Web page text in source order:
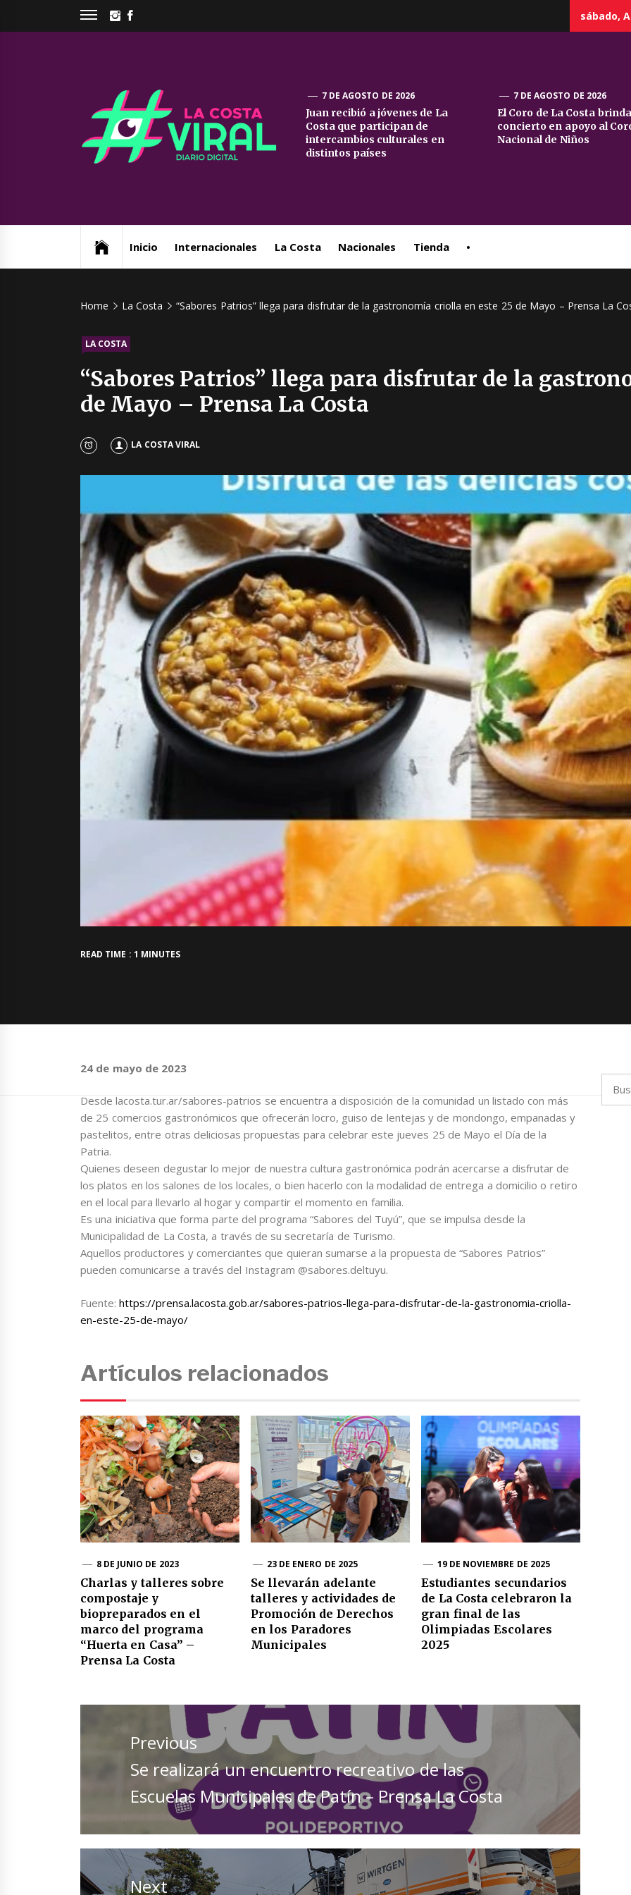
INSTAGRAM
sábado,
La
Costa
7 DE AGOSTO DE 2026
Juan recibió a jóvenes de La
Costa que participan de
intercambios culturales en
distintos países
7 DE AGOSTO DE 2026
El Coro de La Costa
concierto en apoyo al
Nacional de Niños
Inicio Internacionales La Costa Nacionales Tienda •
Home La Costa “Sabores Patrios” llega para disfrutar de la gastronomía criolla en este 25 de Mayo – Prensa La
LA COSTA
“Sabores Patrios” llega para disfrutar de la
de Mayo – Prensa La Costa
LA COSTA VIRAL
READ TIME : 1 MINUTES
24 de mayo de 2023
Desde lacosta.tur.ar/sabores-patrios se encuentra a disposición de la comunidad un listado con más
de 25 comercios gastronómicos que ofrecerán locro, guiso de lentejas y de mondongo, empanadas y
pastelitos, entre otras deliciosas propuestas para celebrar este jueves 25 de Mayo el Día de la
Patria.
Quienes deseen degustar lo mejor de nuestra cultura gastronómica podrán acercarse a disfrutar de
los platos en los salones de los locales, o bien hacerlo con la modalidad de entrega a domicilio o retiro
en el local para llevarlo al hogar y compartir el momento en familia.
Es una iniciativa que forma parte del programa “Sabores del Tuyú”, que se impulsa desde la
Municipalidad de La Costa, a través de su secretaría de Turismo.
Aquellos productores y comerciantes que quieran sumarse a la propuesta de “Sabores Patrios”
pueden comunicarse a través del Instagram @sabores.deltuyu.
Fuente:https://prensa.lacosta.gob.ar/sabores-patrios-llega-para-disfrutar-de-la-gastronomia-criolla-
en-este-25-de-mayo/
Artículos relacionados
8 DE JUNIO DE 2023
Charlas y talleres sobre
compostaje y
biopreparados en el
marco del programa
“Huerta en Casa” –
Prensa La Costa
23 DE ENERO DE 2025
Se llevarán adelante
talleres y actividades de
Promoción de Derechos
en los Paradores
Municipales
19 DE NOVIEMBRE DE 2025
Estudiantes secundarios
de La Costa celebraron la
gran final de las
Olimpiadas Escolares
2025
Navegación
de
entradas
Previous
Previous
post:
Se realizará un encuentro recreativo de las
Escuelas Municipales de Patín – Prensa La Costa
Next